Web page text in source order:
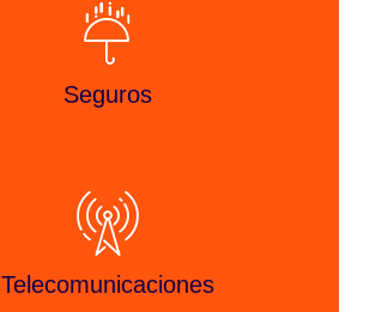
Seguros
Telecomunicaciones